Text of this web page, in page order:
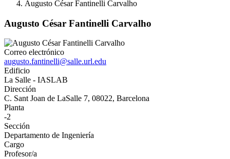
Augusto César Fantinelli Carvalho
Augusto César Fantinelli Carvalho
Correo electrónico
augusto.fantinelli@salle.url.edu
Edificio
La Salle - IASLAB
Dirección
C. Sant Joan de LaSalle 7, 08022, Barcelona
Planta
-2
Sección
Departamento de Ingeniería
Cargo
Profesor/a